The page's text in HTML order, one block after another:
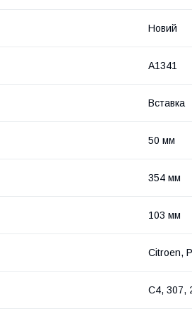
Новий
A1341
Вставка
50 мм
354 мм
103 мм
Citroen,
C4, 307,